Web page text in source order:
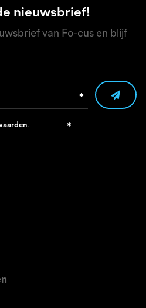
nieuwsbrief!
van Fo-cus en blijf
.